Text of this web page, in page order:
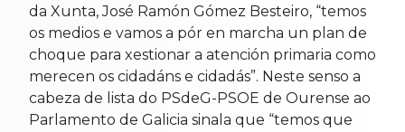
da Xunta, José Ramón Gómez Besteiro, “temos
os medios e vamos a pór en marcha un plan de
choque para xestionar a atención primaria como
merecen os cidadáns e cidadás”. Neste senso a
cabeza de lista do PSdeG-PSOE de Ourense ao
Parlamento de Galicia sinala que “temos que